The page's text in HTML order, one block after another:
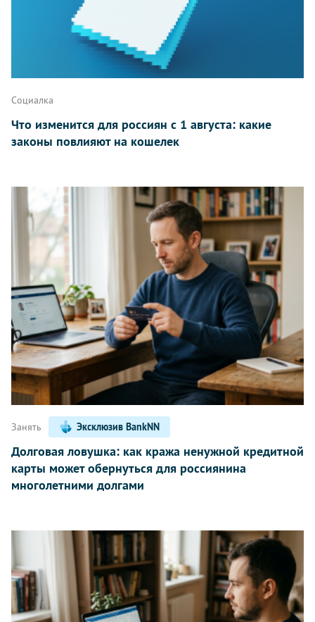
Написать
Социалка
Что изменится для россиян с 1 августа: какие
законы повлияют на кошелек
Занять Эксклюзив BankNN
Долговая ловушка: как кража ненужной кредитной
карты может обернуться для россиянина
многолетними долгами